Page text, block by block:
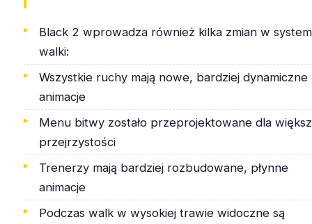
Black 2 wprowadza również kilka zmian w
walki:
Wszystkie ruchy mają nowe, bardziej dynamiczne
animacje
Menu bitwy zostało przeprojektowane dla
przejrzystości
Trenerzy mają bardziej rozbudowane, płynne
animacje
Podczas walk w wysokiej trawie widoczne są